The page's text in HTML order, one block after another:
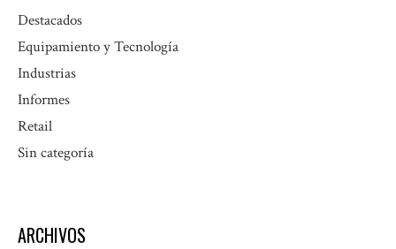
Destacados
Equipamiento y Tecnología
Industrias
Informes
Retail
Sin categoría
ARCHIVOS